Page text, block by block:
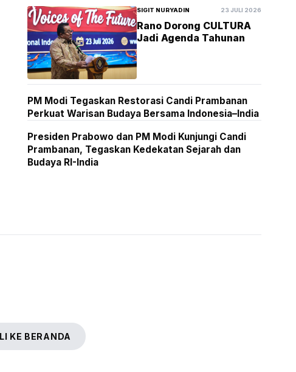
SIGIT NURYADIN 23 JULI 2026
Rano Dorong CULTURA
Jadi Agenda Tahunan
PM Modi Tegaskan Restorasi Candi Prambanan
Perkuat Warisan Budaya Bersama Indonesia–India
Presiden Prabowo dan PM Modi Kunjungi Candi
Prambanan, Tegaskan Kedekatan Sejarah dan
Budaya RI-India
KE BERANDA